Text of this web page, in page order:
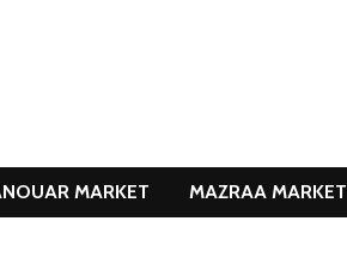
MARKET MAZRAA MARKET